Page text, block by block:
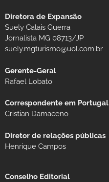
Diretora de Expansão
Suely Calais Guerra
Jornalista MG 08713/JP
suely.mgturismo@uol.com.br
Gerente-Geral
Rafael Lobato
Correspondente em Portugal
Cristian Damaceno
Diretor de relações públicas
Henrique Campos
Conselho Editorial